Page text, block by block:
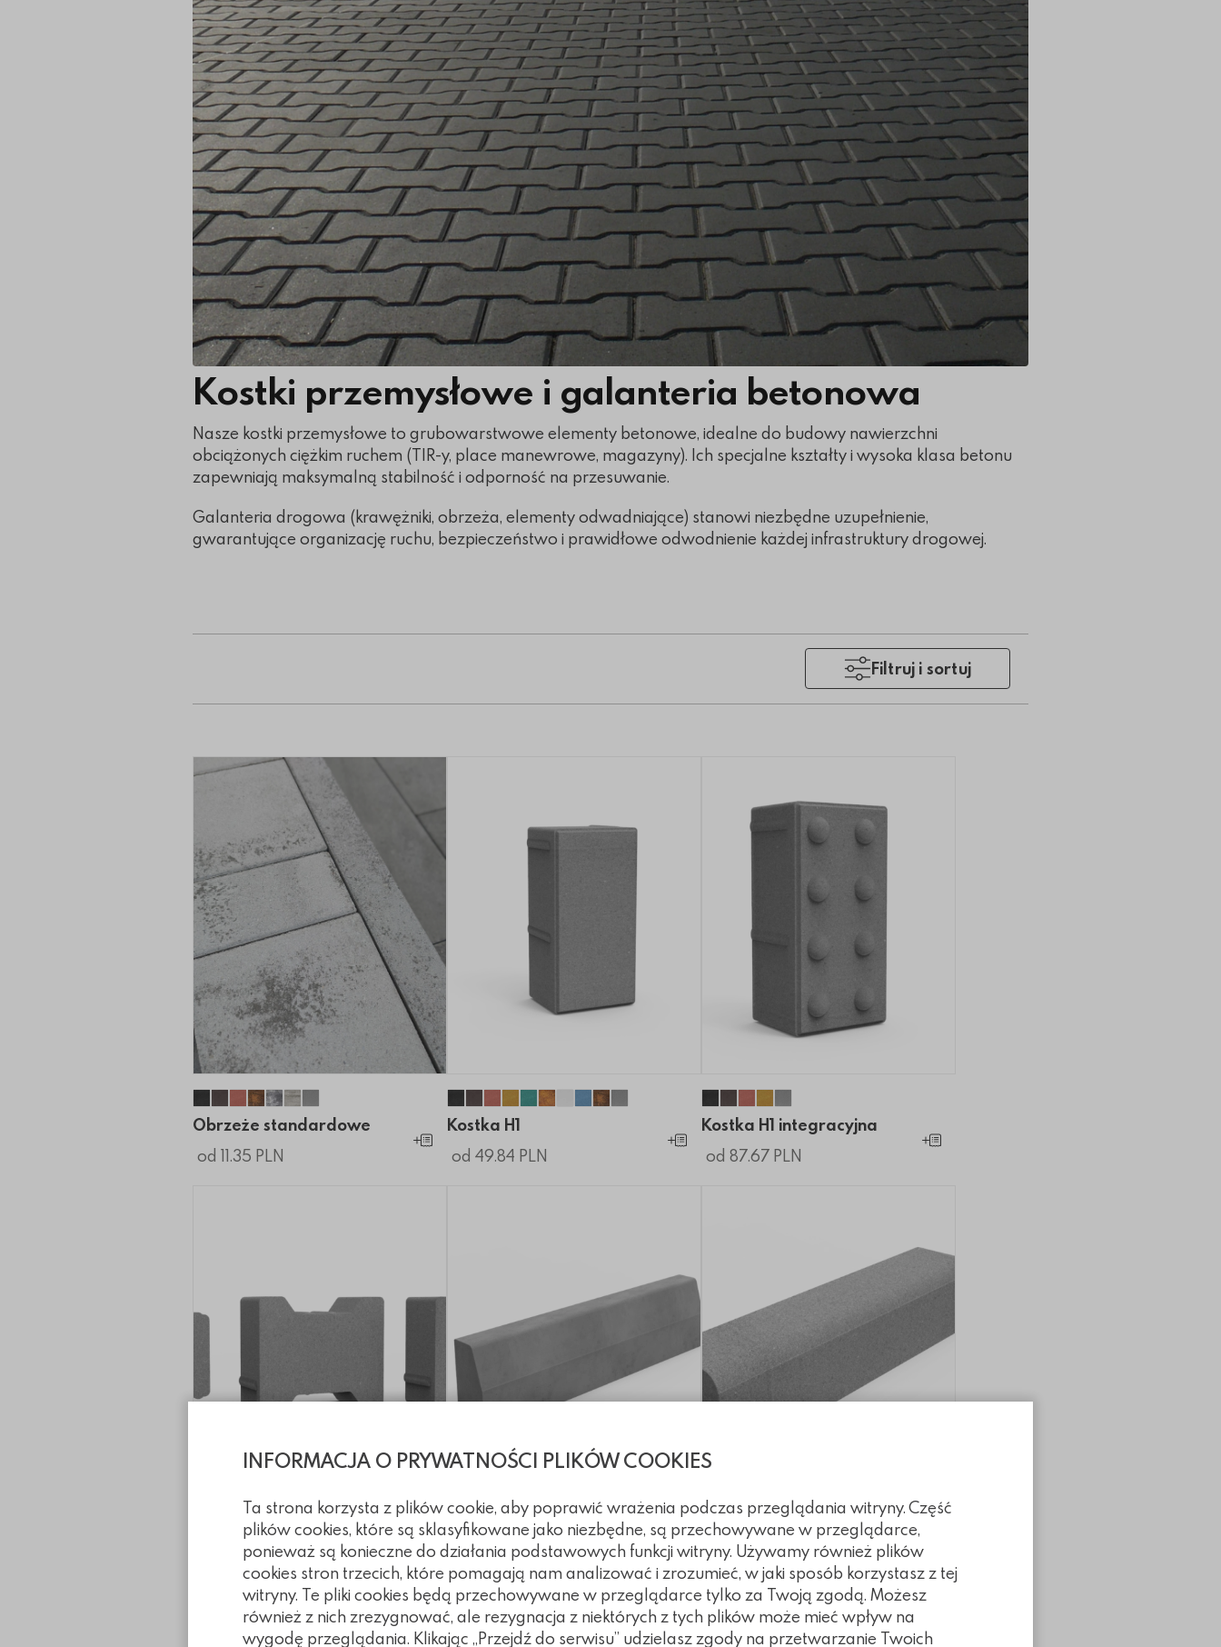
INFORMACJA O PRYWATNOŚCI PLIKÓW COOKIES
Ta strona korzysta z plików cookie, aby poprawić wrażenia podczas przeglądania witryny. Część
plików cookies, które są sklasyfikowane jako niezbędne, są przechowywane w przeglądarce,
ponieważ są konieczne do działania podstawowych funkcji witryny. Używamy również plików
cookies stron trzecich, które pomagają nam analizować i zrozumieć, w jaki sposób korzystasz z tej
witryny. Te pliki cookies będą przechowywane w przeglądarce tylko za Twoją zgodą. Możesz
również z nich zrezygnować, ale rezygnacja z niektórych z tych plików może mieć wpływ na
wygodę przeglądania. Klikając „Przejdź do serwisu” udzielasz zgody na przetwarzanie Twoich
Kostki przemysłowe i galanteria betonowa
Nasze kostki przemysłowe to grubowarstwowe elementy betonowe, idealne do budowy nawierzchni
obciążonych ciężkim ruchem (TIR-y, place manewrowe, magazyny). Ich specjalne kształty i wysoka klasa betonu
zapewniają maksymalną stabilność i odporność na przesuwanie.
Galanteria drogowa (krawężniki, obrzeża, elementy odwadniające) stanowi niezbędne uzupełnienie,
gwarantujące organizację ruchu, bezpieczeństwo i prawidłowe odwodnienie każdej infrastruktury drogowej.
Filtruj i sortuj
Obrzeże standardowe
Obrzeże standardowe
Obrzeże standardowe
Obrzeże standardowe
Obrzeże standardowe
Obrzeże standardowe
Obrzeże standardowe
Obrzeże standardowe
od 11.35 PLN
Dodaj do koszyka
Kostka H1
Kostka H1
Kostka H1
Kostka H1
Kostka H1
Kostka H1
Kostka H1
Kostka H1
Kostka H1
Kostka H1
Kostka H1
od 49.84 PLN
Dodaj do koszyka
Kostka H1 integracyjna
Kostka H1 integracyjna
Kostka H1 integracyjna
Kostka H1 integracyjna
Kostka H1 integracyjna
Kostka H1 integracyjna
od 87.67 PLN
Dodaj do koszyka
Kostka B1
Kostka B1
Kostka B1
Kostka B1
Kostka B1
Kostka B1
Kostka B1
Kostka B1
Kostka B1
Kostka B1
od 55.02 PLN
Dodaj do koszyka
Krawężnik prosty
Krawężnik prosty
Krawężnik prosty
Krawężnik prosty
Krawężnik prosty
od 24.07 PLN
Dodaj do koszyka
Krawężnik najazdowy
Krawężnik najazdowy
Krawężnik najazdowy
Krawężnik najazdowy
od 41.61 PLN
Dodaj do koszyka